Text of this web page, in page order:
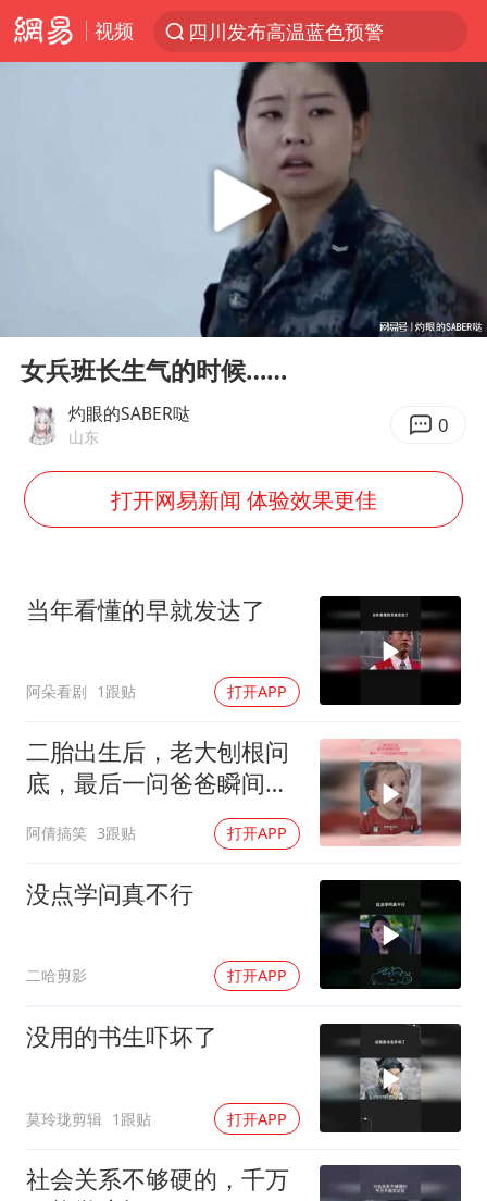
视频
四川发布高温蓝色预警
台风“白海豚”登陆 各地各部门全力应对
上海鼓励居家办公
独闯南太行失联女子遗体已找到
成都多趟列车临时停运
多地银行上调存款利率
中央气象台继续发布暴雨橙警
朱一龙的鼻子怎么了
白海豚突然大拐弯 走出罕见路线
SK海力士回应“或出售重庆工厂”传闻
从科技创新看开局起步的时与势
Play
00:51
女兵班长生气的时候……
灼眼的SABER哒
山东 0
打开网易新闻 体验效果更佳
当年看懂的早就发达了
阿朵看剧 1跟贴 打开APP
二胎出生后，老大刨根问
底，最后一问爸爸瞬间脸
阿倩搞笑 3跟贴 打开APP
没点学问真不行
二哈剪影 打开APP
没用的书生吓坏了
莫玲珑剪辑 1跟贴 打开APP
社会关系不够硬的，千万